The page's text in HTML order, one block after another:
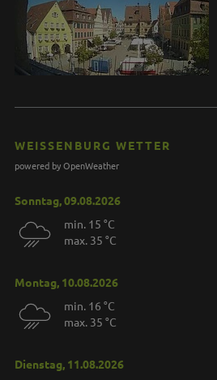
WEISSENBURG WETTER
powered by OpenWeather
Sonntag, 09.08.2026
min. 15 °C
max. 35 °C
Montag, 10.08.2026
min. 16 °C
max. 35 °C
Dienstag, 11.08.2026